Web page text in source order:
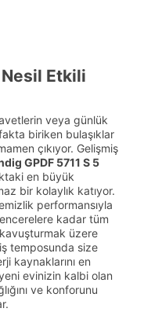
Nesil Etkili
veya günlük
biriken bulaşıklar
çıkıyor. Gelişmiş
GPDF 5711 S 5
en büyük
bir kolaylık katıyor.
performansıyla
kadar tüm
kavuşturmak üzere
temposunda size
kaynaklarını en
evinizin kalbi olan
ve konforunu